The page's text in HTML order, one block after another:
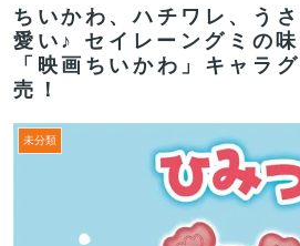
ちいかわ、ハチワレ、う
愛い♪ セイレーングミの
「映画ちいかわ」キャラ
売！
未分類